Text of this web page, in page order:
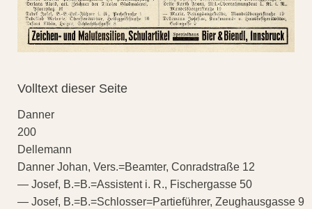
Volltext dieser Seite
Danner
200
Dellemann
Danner Johan, Vers.=Beamter, Conradstraße 12
— Josef, B.=B.=Assistent i. R., Fischergasse 50
— Josef, B.=B.=Schlosser=Partieführer, Zeughausgasse 9